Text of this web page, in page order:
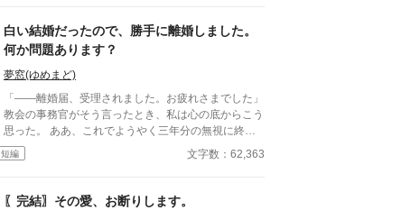
思っていたの？ だから私は決めました。 あなたを忘
れようと… ※この作品は、他投稿サイトにも公開し
ています。
白い結婚だったので、勝手に離婚しました。
何か問題あります？
夢窓(ゆめまど)
「――離婚届、受理されました。お疲れさまでした」
教会の事務官がそう言ったとき、私は心の底からこう
思った。 ああ、これでようやく三年分の無視に終止
符を打てるわ。 王命による“形式結婚”。 夫の顔も知
らず、手紙もなし、戦地から帰ってきたという噂すら
たので、勝手に離婚しました。 何か問題あります？
短編 文字数：62,363
〖完結〗その愛、お断りします。